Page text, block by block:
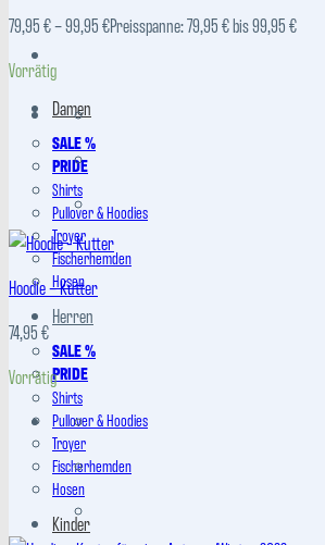
Damen
SALE %
PRIDE
Shirts
Pullover & Hoodies
Troyer
Fischerhemden
Hosen
Herren
SALE %
PRIDE
Shirts
Pullover & Hoodies
Troyer
Fischerhemden
Hosen
Kinder
79,95€–99,95€Preisspanne: 79,95 € bis 99,95 €
Vorrätig
Hoodie – Kutter
74,95€
Vorrätig